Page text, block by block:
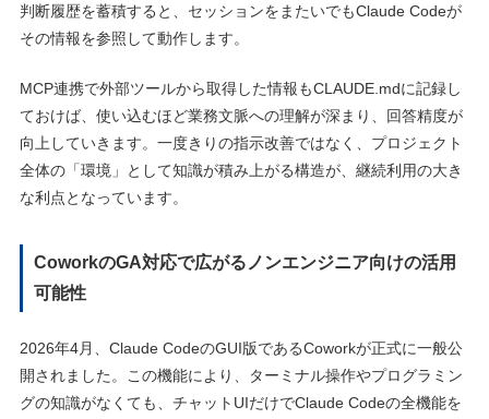
判断履歴を蓄積すると、セッションをまたいでもClaude Codeが
その情報を参照して動作します。
MCP連携で外部ツールから取得した情報もCLAUDE.mdに記録し
ておけば、使い込むほど業務文脈への理解が深まり、回答精度が
向上していきます。一度きりの指示改善ではなく、プロジェクト
全体の「環境」として知識が積み上がる構造が、継続利用の大き
な利点となっています。
CoworkのGA対応で広がるノンエンジニア向けの活用
可能性
2026年4月、Claude CodeのGUI版であるCoworkが正式に一般公
開されました。この機能により、ターミナル操作やプログラミン
グの知識がなくても、チャットUIだけでClaude Codeの全機能を